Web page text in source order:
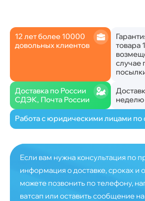
12 лет более 10000
довольных клиентов
товара
случае
Доставка по России
СДЭК, Почта России
неделю
Работа с юридическими лицами по
Если вам нужна консультация по
информация о доставке, сроках и
можете позвонить по телефону,
ватсап или оставить сообщение